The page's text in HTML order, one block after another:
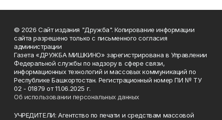
© 2026 Сайт издания "Дружба". Копирование информации
сайта разрешено только с письменного согласия
администрации
Газета «ДРУЖБА МИШКИНО» зарегистрирована в Управлении
Федеральной службы по надзору в сфере связи,
информационных технологий и массовых коммуникаций по
Республике Башкортостан. Регистрационный номер ПИ № ТУ
02 - 01879 от 11.06.2025 г.
Об использовании персональных данных
УЧРЕДИТЕЛИ: Агентство по печати и средствам массовой